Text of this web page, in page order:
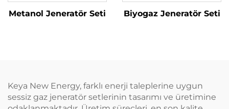
Metanol Jeneratör Seti Biyogaz Jeneratör Seti
Keya New Energy, farklı enerji taleplerine uygun
sessiz gaz jeneratör setlerinin tasarımı ve üretimine